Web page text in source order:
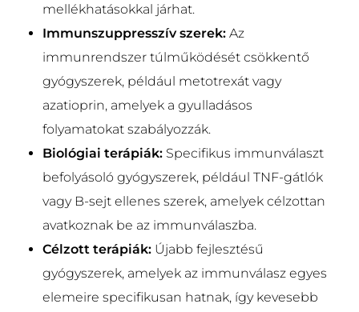
mellékhatásokkal járhat.
Immunszuppresszív szerek:Az
immunrendszer túlműködését csökkentő
gyógyszerek, például metotrexát vagy
azatioprin, amelyek a gyulladásos
folyamatokat szabályozzák.
Biológiai terápiák:Specifikus immunválaszt
befolyásoló gyógyszerek, például TNF-gátlók
vagy B-sejt ellenes szerek, amelyek célzottan
avatkoznak be az immunválaszba.
Célzott terápiák:Újabb fejlesztésű
gyógyszerek, amelyek az immunválasz egyes
elemeire specifikusan hatnak, így kevesebb